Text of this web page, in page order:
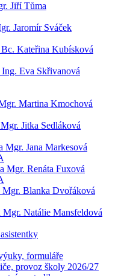
Jiří Tůma
Jaromír Sváček
Kateřina Kubísková
Eva Skřivanová
Martina Kmochová
Jitka Sedláková
Jana Markesová
Mgr. Renáta Fuxová
Blanka Dvořáková
Natálie Mansfeldová
formuláře
provoz školy 2026/27